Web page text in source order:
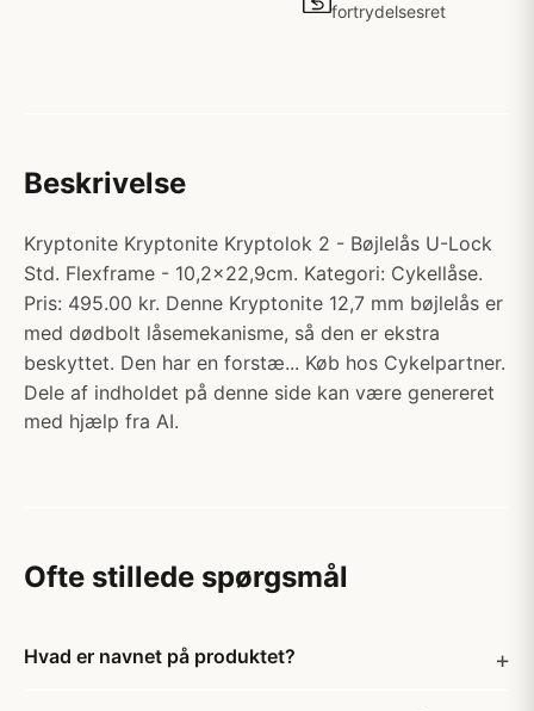
fortrydelsesret
Beskrivelse
Kryptonite Kryptonite Kryptolok 2 - Bøjlelås U-Lock
Std. Flexframe - 10,2x22,9cm. Kategori: Cykellåse.
Pris: 495.00 kr. Denne Kryptonite 12,7 mm bøjlelås er
med dødbolt låsemekanisme, så den er ekstra
beskyttet. Den har en forstæ... Køb hos Cykelpartner.
Dele af indholdet på denne side kan være genereret
med hjælp fra AI.
Ofte stillede spørgsmål
Hvad er navnet på produktet?